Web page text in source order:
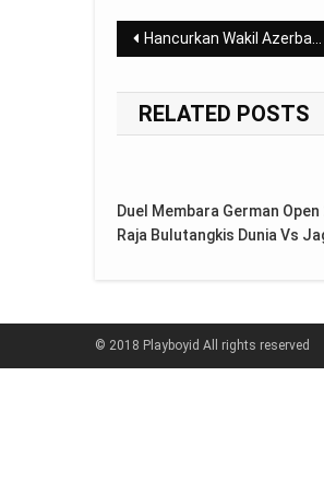
Post
navigation
Hancurkan Wakil Azerbaijan, Komang Melangkah ke 16 Besar Korea Masters 2023
RELATED POSTS
Duel Membara German Open
Raja Bulutangkis Dunia Vs
© 2018 Playboyid All rights reserved